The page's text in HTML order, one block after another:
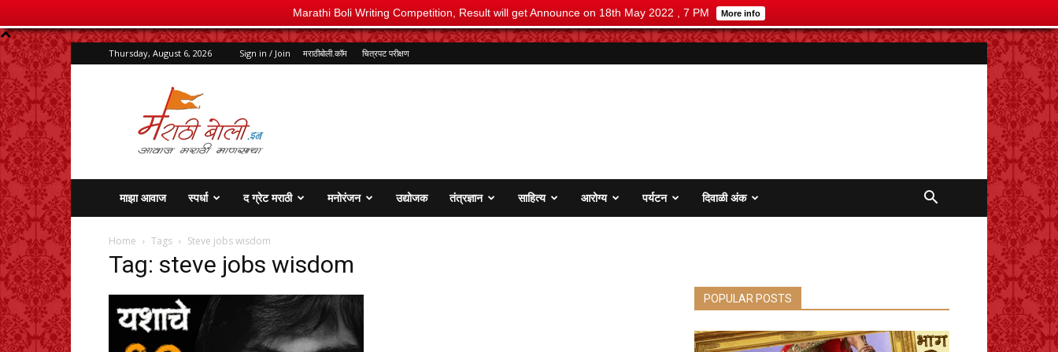
Marathi Boli Writing Competition, Result will get Announce on 18th May 2022 , 7 PM More info
Thursday, August 6, 2026 Sign in / Join मराठीबोली.कॉम चित्रपट परीक्षण
marathiboli.in
माझा आवाज स्पर्धा द ग्रेट मराठी मनोरंजन उद्योजक तंत्रज्ञान साहित्य आरोग्य पर्यटन दिवाळी अंक
Home Tags Steve jobs wisdom
Tag: steve jobs wisdom
POPULAR POSTS